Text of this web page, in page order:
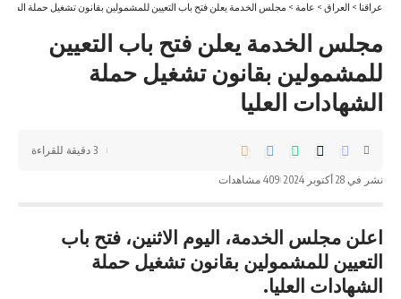
عراقنا > العراق > عامة > مجلس الخدمة يعلن فتح باب التعيين للمشمولين بقانون تشغيل حملة
مجلس الخدمة يعلن فتح باب التعيين
للمشمولين بقانون تشغيل حملة
الشهادات العليا
نشر في 28 أكتوبر 2024 409 مشاهدات
3 دقيقة للقراءة
اعلن مجلس الخدمة، اليوم الاثنين، فتح باب
التعيين للمشمولين بقانون تشغيل حملة
الشهادات العليا.